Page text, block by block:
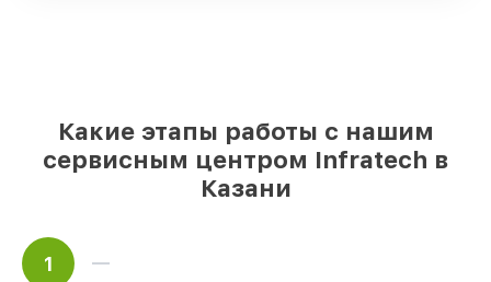
Какие этапы работы с нашим
сервисным центром Infratech в
Казани
1